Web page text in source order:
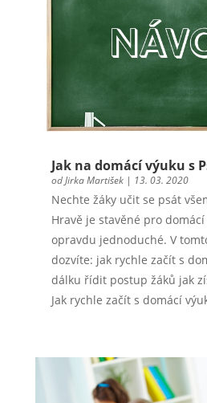
Jak na domácí výuku s
odJirka Martišek| 13. 03. 2020
Nechte žáky učit se psát
Hravě je stavěné pro domácí
opravdu jednoduché. V
dozvíte: jak rychle začít s
dálku řídit postup žáků jak
Jak rychle začít s domácí